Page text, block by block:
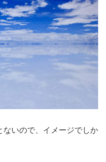
ないので、イメージでしか